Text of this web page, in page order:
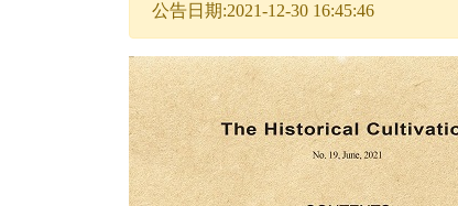
公告日期:2021-12-30 16:45:46